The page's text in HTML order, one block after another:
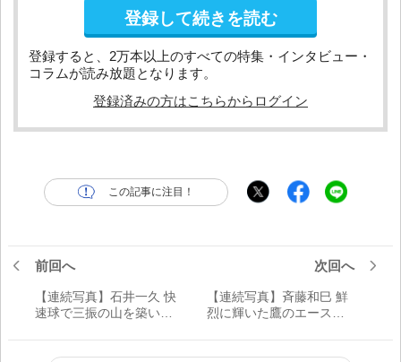
登録して続きを読む
登録すると、2万本以上のすべての特集・インタビュー・
コラムが読み放題となります。
登録済みの方はこちらからログイン
この記事に注目！
前回へ
【連続写真】石井一久 快
速球で三振の山を築いた
ピッチングフォーム
次回へ
【連続写真】斉藤和巳 鮮
烈に輝いた鷹のエース／
ングフォーム